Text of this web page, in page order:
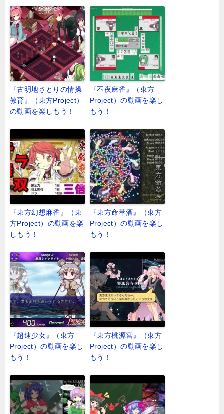
『古明地さとりの情操
教育』（東方Project）
の動画を楽しもう！
『不夜麻雀』（東方
Project）の動画を楽し
もう！
『東方幻想麻雀』（東
方Project）の動画を楽
しもう！
『東方命萃酒』（東方
Project）の動画を楽し
もう！
『超速少女』（東方
Project）の動画を楽し
もう！
『東方桃源宮』（東方
Project）の動画を楽し
もう！